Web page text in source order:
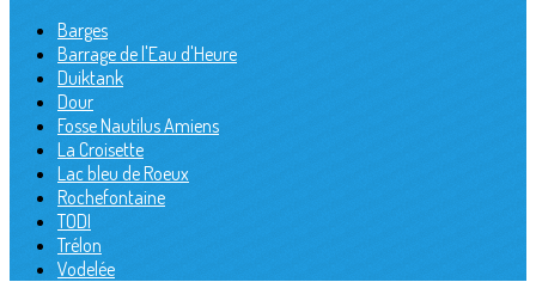
Barges
Barrage de l'Eau d'Heure
Duiktank
Dour
Fosse Nautilus Amiens
La Croisette
Lac bleu de Roeux
Rochefontaine
TODI
Trélon
Vodelée